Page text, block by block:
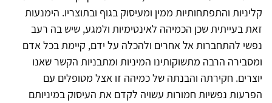
קליניות והתפתחותיות ממין ומעיסוק בגוף ובתוצריו. הימנעות
זאת בעייתית שכן הכמיהה לאינטימיות ולמגע, שיש בה רעב
נפשי להתחברות אל אחרים ולהכלה על ידם, קיימת בכל אדם
ומסבירה הרבה מתשוקותינו המיניות ומתבניות הקשר שאנו
יוצרים. חקירתה והבנתה של כמיהה זו אצל מטופלים עם
הפרעות נפשיות חמורות עשויה לקדם את העיסוק במיניותם